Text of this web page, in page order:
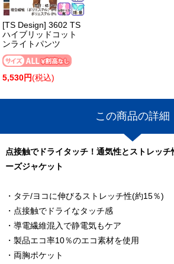
[TS Design] 3602 TS
ハイブリッドコット
ンライトパンツ
5,530円(税込)
この商品の詳細
点接触でドライタッチ！通気性とストレッ
ーズジャケット
・タテ/ヨコに伸びるストレッチ性(約15％)
・点接触でドライなタッチ感
・導電繊維混入で静電気もケア
・製品エコ率10％のエコ素材を使用
・両胸ポケット